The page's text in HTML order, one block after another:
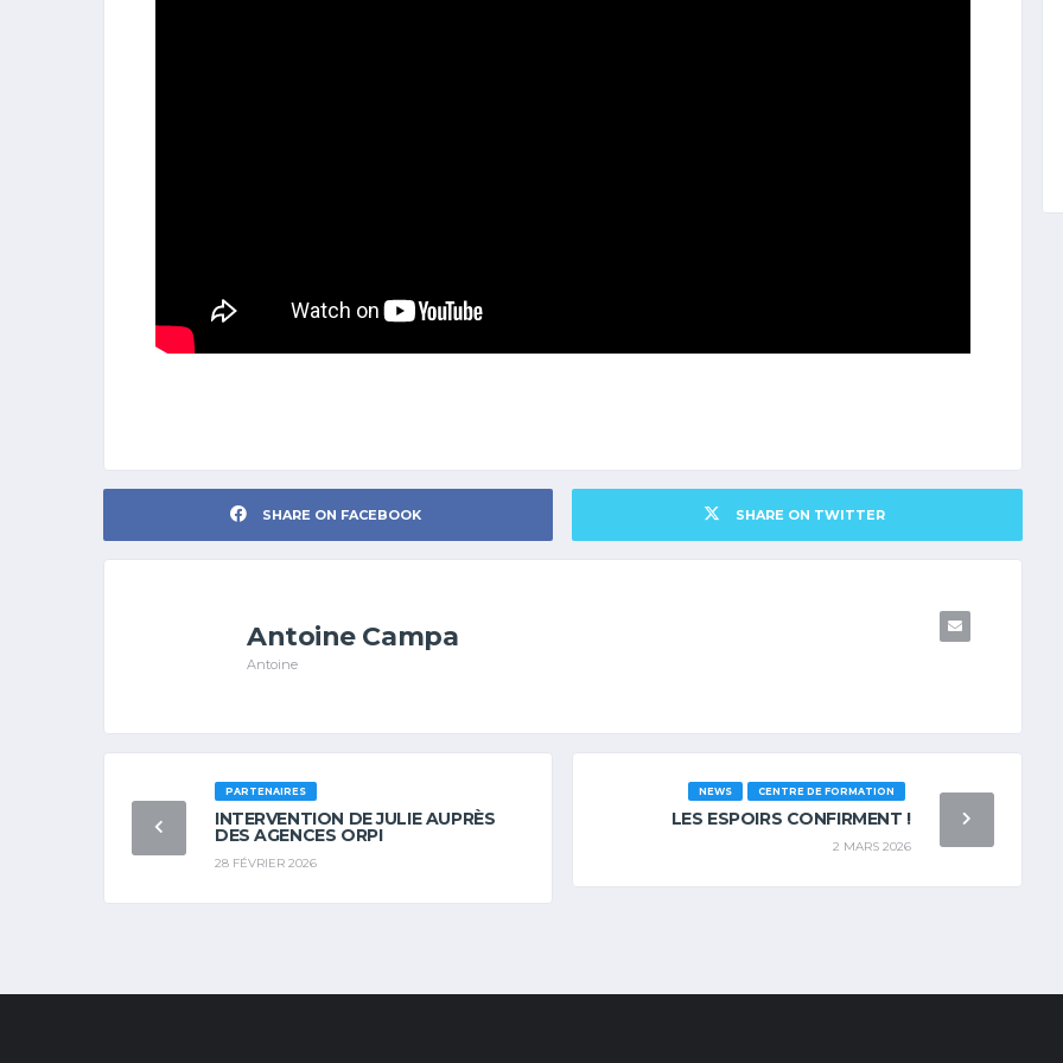
SHARE ON FACEBOOK SHARE ON TWITTER
Antoine Campa
Antoine
PARTENAIRES
INTERVENTION DE JULIE AUPRÈS
DES AGENCES ORPI
28 FÉVRIER 2026
CENTRE DE FORMATION
NEWS
LES ESPOIRS CONFIRMENT !
2 MARS 2026